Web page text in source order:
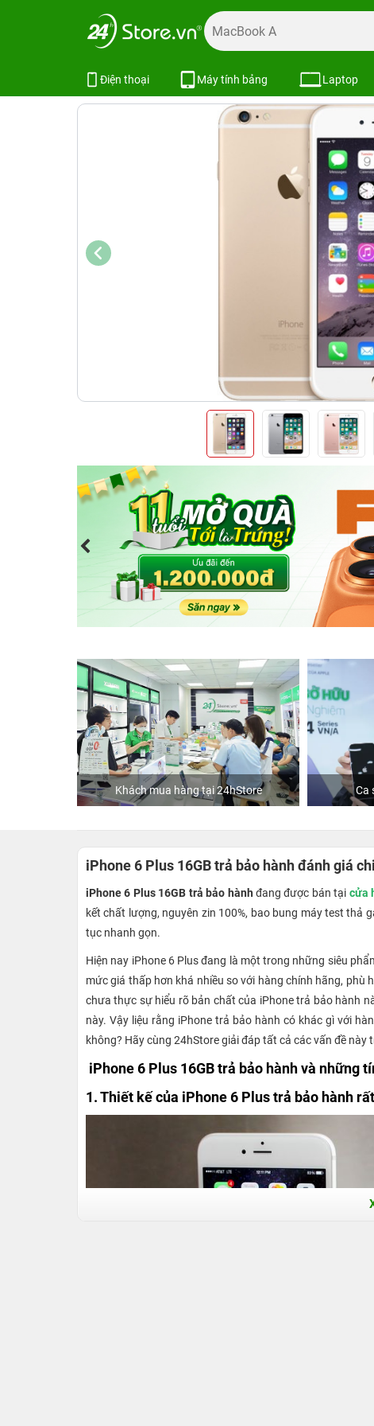
Điện thoại Máy tính bảng Laptop
Trang chủ iPhone
Khách mua hàng tại 24hStore Ca
iPhone 6 Plus 16GB trả bảo hành đánh giá
iPhone 6 Plus 16GB trả bảo hành đang được bán tại cửa
kết chất lượng, nguyên zin 100%, bao bung máy test thả
tục nhanh gọn.
Hiện nay iPhone 6 Plus đang là một trong những siêu
mức giá thấp hơn khá nhiều so với hàng chính hãng, phù
chưa thực sự hiểu rõ bản chất của iPhone trả bảo hành
này. Vậy liệu rằng iPhone trả bảo hành có khác gì với
không? Hãy cùng 24hStore giải đáp tất cả các vấn đề này
iPhone 6 Plus 16GB trả bảo hành và những
1. Thiết kế của iPhone 6 Plus trả bảo hành